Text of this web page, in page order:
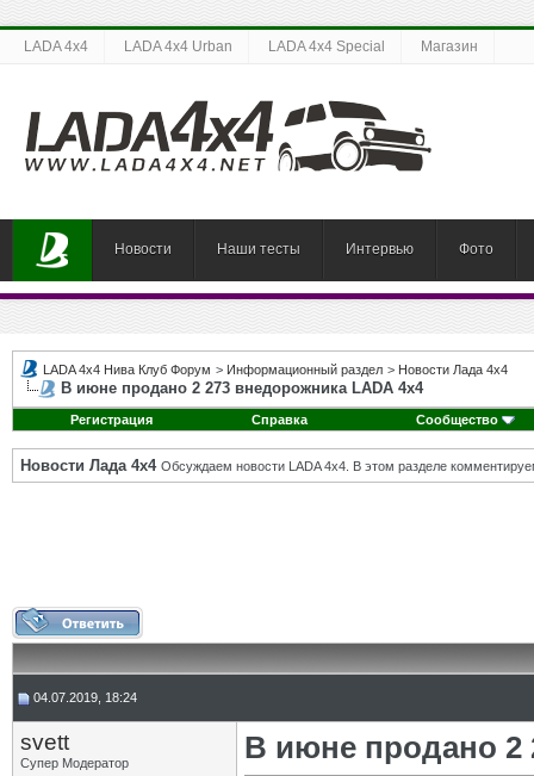
LADA 4x4 LADA 4x4 Urban LADA 4x4 Special Магазин
Новости Наши тесты Интервью Фото
LADA 4x4 Нива Клуб Форум > Информационный раздел > Новости Лада 4х4
В июне продано 2 273 внедорожника LADA 4х4
Регистрация Справка Сообщество
Новости Лада 4х4 Обсуждаем новости LADA 4x4. В этом разделе
04.07.2019, 18:24
svett
Супер Модератор
В июне продано 2